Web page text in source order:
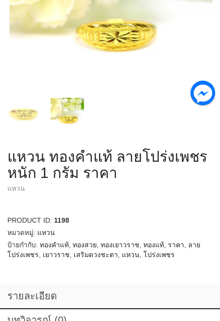
แหวน ทองคำแท้ ลายโปร่งเพชร
หนัก 1 กรัม ราคา
ป้ายกำกับ:
ทองคำแท้ ทองแท้
โปร่งเพชร ,เยาวราช, เสริมดวงชะตา,แหวน, โปร่งเพชร
รายละเอียด
บทวิจารณ์ (0)